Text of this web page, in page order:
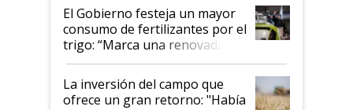
El Gobierno festeja un mayor
consumo de fertilizantes por el
trigo: “Marca una renovada
confianza de los productores”
La inversión del campo que
ofrece un gran retorno: "Había